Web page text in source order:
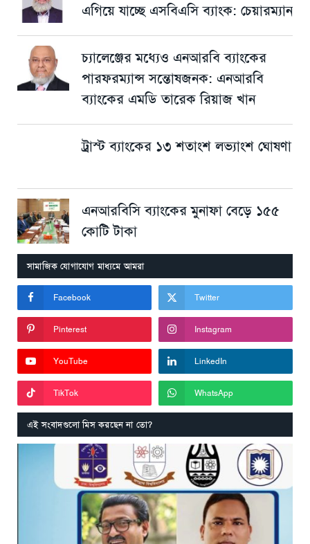
এগিয়ে যাচ্ছে এসবিএসি ব্যাংক: চেয়ারম্যান
চ্যালেঞ্জের মধ্যেও এনআরবি ব্যাংকের
পারফরম্যান্স সন্তোষজনক: এনআরবি
ব্যাংকের এমডি তারেক রিয়াজ খান
ট্রাস্ট ব্যাংকের ১৩ শতাংশ লভ্যাংশ ঘোষণা
এনআরবিসি ব্যাংকের মুনাফা বেড়ে ১৫৫
কোটি টাকা
সামাজিক যোগাযোগ মাধ্যমে আমরা
Facebook Twitter
Pinterest Instagram
YouTube LinkedIn
TikTok WhatsApp
এই সংবাদগুলো মিস করছেন না তো?